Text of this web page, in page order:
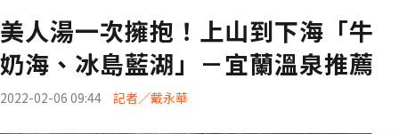
美人湯一次擁抱！上山到下海「牛
奶海、冰島藍湖」－宜蘭溫泉推薦
2022-02-06 09:44 記者／戴永華